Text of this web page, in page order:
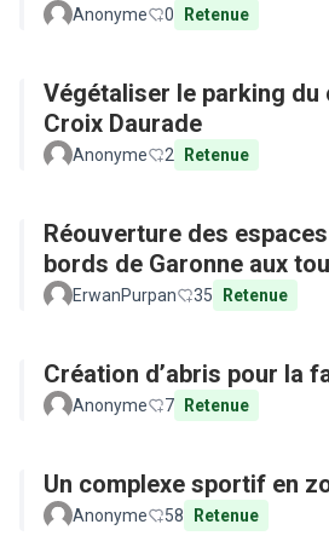
Anonyme 0 Retenue
Végétaliser le parking du
Croix Daurade
Anonyme 2 Retenue
Réouverture des
bords de Garonne aux
ErwanPurpan 35 Retenue
Création d’abris pour la
Anonyme 7 Retenue
Un complexe sportif en
Anonyme 58 Retenue